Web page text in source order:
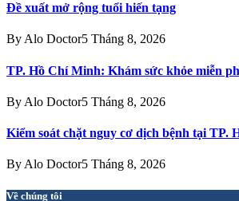
Đề xuất mở rộng tuổi hiến tạng
ByAlo Doctor5 Tháng 8, 2026
TP. Hồ Chí Minh: Khám sức khỏe miễn
By Alo Doctor5 Tháng 8, 2026
Kiểm soát chặt nguy cơ dịch bệnh tại TP.
ByAlo Doctor5 Tháng 8, 2026
Về chúng tôi